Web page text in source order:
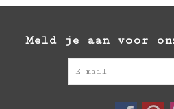
Meld je aan voor